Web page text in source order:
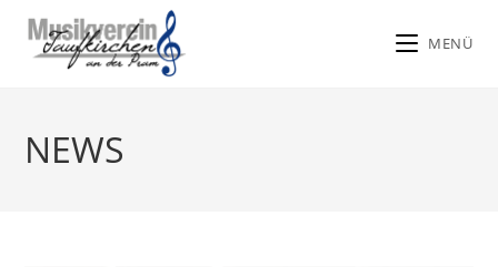
springen
MENÜ
NEWS